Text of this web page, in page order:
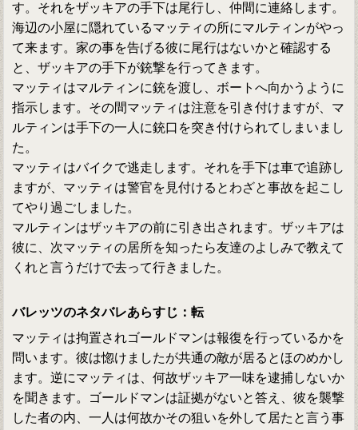
す。それをザッキアの手下は尾行し、仲間に連絡します。
海辺の小屋に隠れているマッティの所にマルティンがやっ
て来ます。家の事を告げる彼に尾行はないかと確認する
と、ザッキアの手下が銃撃を行ってきます。
マッティはマルティンに銃を渡し、ボートへ向かうように
指示します。その間マッティは注意を引き付けますが、マ
ルティンは手下の一人に銃口を突き付けられてしまいまし
た。
マッティはバイクで逃走します。それを手下は車で追跡し
ますが、マッティは警官を見付けるとわざと事故を起こし
てやり過ごしました。
マルティンはザッキアの前に引き出されます。ザッキアは
彼に、次マッティの居所を知ったら友達のよしみで教えて
くれと言うだけで去って行きました。
バレッツのネタバレあらすじ：転
マッティは拘置されゴールドマンは報復を行っているかを
問います。彼は惚けましたが共通の敵が居るとほのめかし
ます。逆にマッティは、何故ザッキア一味を逮捕しないか
を聞きます。ゴールドマンは証拠がないと答え、彼を襲撃
した者の内、一人は何故かその狙いを外して居たと言う事